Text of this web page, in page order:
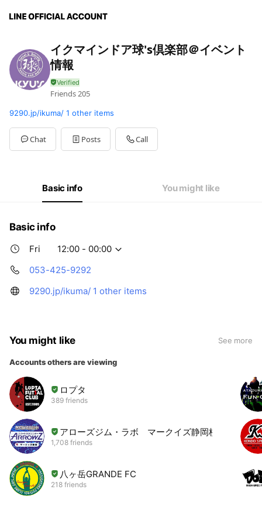
イクマインドア球's倶楽部＠イベント
情報
Friends205
9290.jp/ikuma/ 1 other items
Chat Posts Call
Basic info You might like
Basic info
Fri
12:00 - 00:00
053-425-9292
9290.jp/ikuma/ 1 other items
You might like See more
Accounts others are viewing
ロプタ
389 friends
アローズジム・ラボ マークイズ静岡校
1,708 friends
八ヶ岳GRANDE FC
218 friends